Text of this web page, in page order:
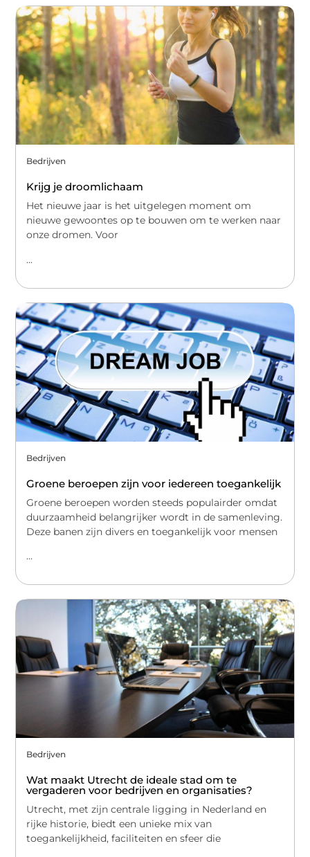
Bedrijven
Krijg je droomlichaam
Het nieuwe jaar is het uitgelegen moment om
nieuwe gewoontes op te bouwen om te werken naar
onze dromen. Voor
...
Bedrijven
Groene beroepen zijn voor iedereen toegankelijk
Groene beroepen worden steeds populairder omdat
duurzaamheid belangrijker wordt in de samenleving.
Deze banen zijn divers en toegankelijk voor mensen
...
Bedrijven
Wat maakt Utrecht de ideale stad om te
vergaderen voor bedrijven en organisaties?
Utrecht, met zijn centrale ligging in Nederland en
rijke historie, biedt een unieke mix van
toegankelijkheid, faciliteiten en sfeer die